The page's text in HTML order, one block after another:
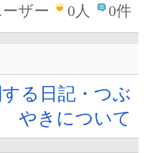
ザー
0人 0件
る日記・つぶ
やきについて